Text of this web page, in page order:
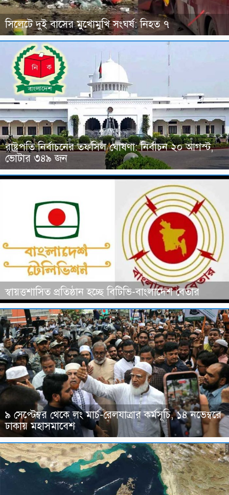
সিলেটে দুই বাসের মুখোমুখি সংঘর্ষ: নিহত ৭
রাষ্ট্রপতি নির্বাচনের তফসিল ঘোষণা: নির্বাচন ২০ আগস্ট,
ভোটার ৩৪৯ জন
স্বায়ত্তশাসিত প্রতিষ্ঠান হচ্ছে বিটিভি-বাংলাদেশ বেতার
৯ সেপ্টেম্বর থেকে লং মার্চ-রেলযাত্রার কর্মসূচি, ১৪ নভেম্বরে
ঢাকায় মহাসমাবেশ